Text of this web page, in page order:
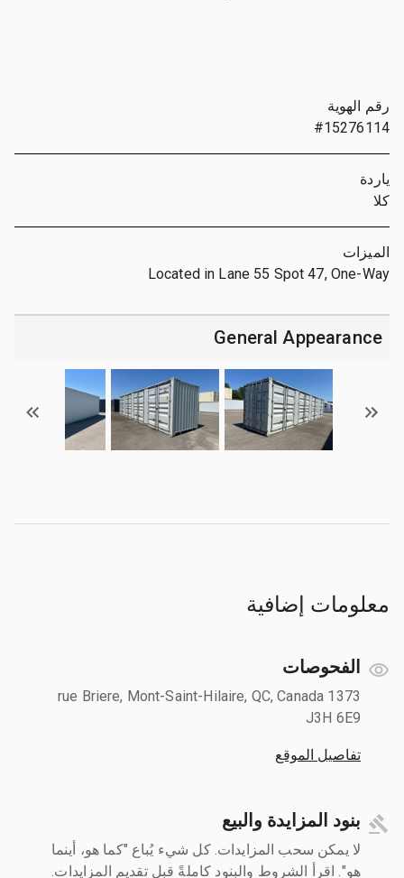
رقم الهوية
#15276114
ياردة
كلا
الميزات
Located in Lane 55 Spot 47, One-Way
General Appearance
معلومات إضافية
الفحوصات
1373 rue Briere, Mont-Saint-Hilaire, QC, Canada
J3H 6E9
تفاصيل الموقع
بنود المزايدة والبيع
لا يمكن سحب المزايدات. كل شيء يُباع "كما هو، أينما
هو". اقرأ الشروط والبنود كاملةً قبل تقديم المزايدات.